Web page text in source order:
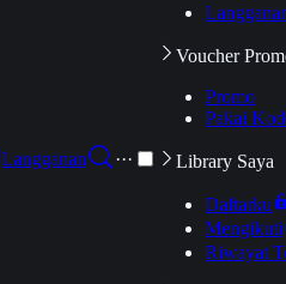
Langganan
···
Voucher
Promo
Pakai
Library Saya
Daftarku
Mengikuti
Riwayat